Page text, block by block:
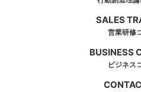
SALES
営業研修
BUSINESS
ビジネス